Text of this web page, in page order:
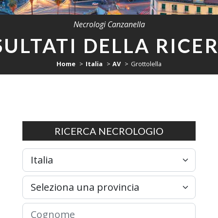
Necrologi Canzanella
DELLA
Home Italia AV Grottolella
RICERCA NECROLOGIO